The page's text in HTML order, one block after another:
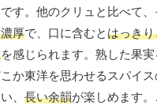
す。他のクリュと比べて
厚で、口に含むとはっき
を感じられます。熟した果
か東洋を思わせるスパイ
、 長い余韻が楽しめます。